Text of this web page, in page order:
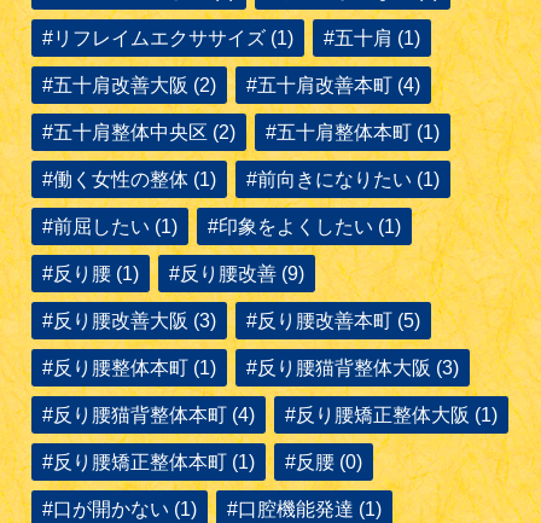
#リフレイムエクササイズ (1) #五十肩 (1)
#五十肩改善大阪 (2) #五十肩改善本町 (4)
#五十肩整体中央区 (2) #五十肩整体本町 (1)
#働く女性の整体 (1) #前向きになりたい (1)
#前屈したい (1) #印象をよくしたい (1)
#反り腰 (1) #反り腰改善 (9)
#反り腰改善大阪 (3) #反り腰改善本町 (5)
#反り腰整体本町 (1) #反り腰猫背整体大阪 (3)
#反り腰猫背整体本町 (4) #反り腰矯正整体大阪 (1)
#反り腰矯正整体本町 (1) #反腰 (0)
#口が開かない (1) #口腔機能発達 (1)